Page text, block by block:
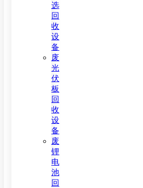
选
回
收
设
备
废
光
伏
板
回
收
设
备
废
锂
电
池
回